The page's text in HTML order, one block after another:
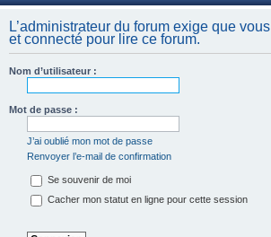
L’administrateur du forum exige que
et connecté pour lire ce forum.
Nom d’utilisateur :
Mot de passe :
J’ai oublié mon mot de passe
Renvoyer l’e-mail de confirmation
Se souvenir de moi
Cacher mon statut en ligne pour cette session